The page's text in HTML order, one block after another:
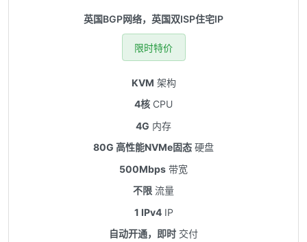
英国BGP网络，英国双ISP住宅IP
限时特价
KVM 架构
4核 CPU
4G 内存
80G 高性能NVMe固态 硬盘
500Mbps 带宽
不限 流量
1 IPv4IP
自动开通，即时 交付